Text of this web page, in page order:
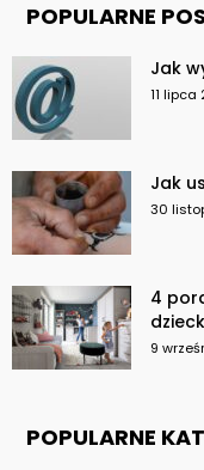
POPULARNE
Jak
11 lipca
Jak
30
4
9
POPULARNE